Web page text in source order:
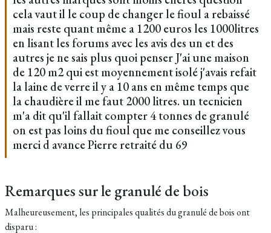
cela vaut il le coup de changer le fioul a rebaissé
mais reste quant même a 1200 euros les 1000litres
en lisant les forums avec les avis des un et des
autres je ne sais plus quoi penser J'ai une maison
de 120 m2 qui est moyennement isolé j'avais refait
la laine de verre il y a 10 ans en même temps que
la chaudière il me faut 2000 litres. un tecnicien
m'a dit qu'il fallait compter 4 tonnes de granulé
on est pas loins du fioul que me conseillez vous
merci d avance Pierre retraité du 69
Remarques sur le granulé de bois
Malheureusement, les principales qualités du granulé de bois ont
disparu :